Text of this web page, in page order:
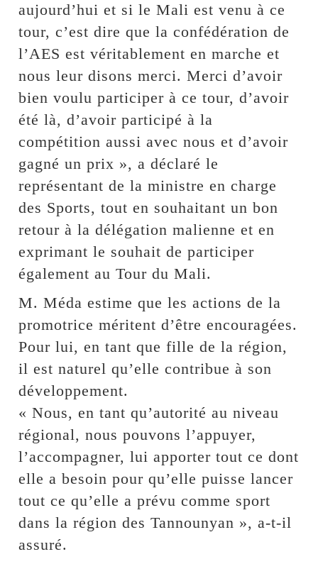
aujourd’hui et si le Mali est venu à ce
tour, c’est dire que la confédération de
l’AES est véritablement en marche et
nous leur disons merci. Merci d’avoir
bien voulu participer à ce tour, d’avoir
été là, d’avoir participé à la
compétition aussi avec nous et d’avoir
gagné un prix », a déclaré le
représentant de la ministre en charge
des Sports, tout en souhaitant un bon
retour à la délégation malienne et en
exprimant le souhait de participer
également au Tour du Mali.
M. Méda estime que les actions de la
promotrice méritent d’être encouragées.
Pour lui, en tant que fille de la région,
il est naturel qu’elle contribue à son
développement.
« Nous, en tant qu’autorité au niveau
régional, nous pouvons l’appuyer,
l’accompagner, lui apporter tout ce dont
elle a besoin pour qu’elle puisse lancer
tout ce qu’elle a prévu comme sport
dans la région des Tannounyan », a-t-il
assuré.